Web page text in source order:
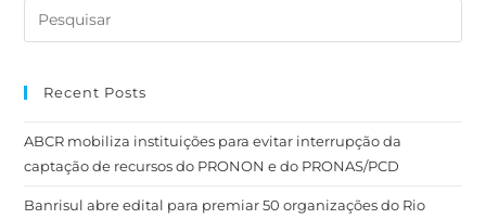
Recent Posts
ABCR mobiliza instituições para evitar interrupção da
captação de recursos do PRONON e do PRONAS/PCD
Banrisul abre edital para premiar 50 organizações do Rio